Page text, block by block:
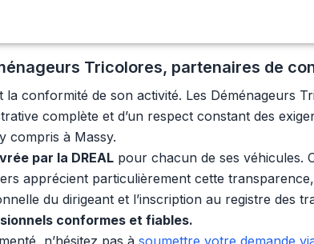
Tricolores, partenaires de
conformité de son activité. Les Déménageurs
complète et d’un respect constant des
compris à Massy.
par la DREAL pour chacun de ses véhicules.
apprécient particulièrement cette
du dirigeant et l’inscription au registre des
conformes et fiables.
n’hésitez pas à soumettre votre demande